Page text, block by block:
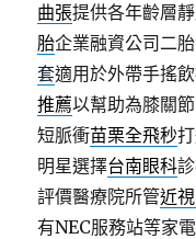
曲張提供各年齡層
胎企業融資公司二
套適用於外帶手搖
推薦以幫助為膝關
短脈衝苗栗全飛秒
明星選擇台南眼科
評價醫療院所管近
有NEC服務站等家